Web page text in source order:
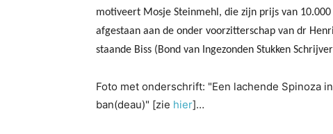
motiveert Mosje Steinmehl, die zijn prijs van
afgestaan aan de onder voorzitterschap van dr
staande Biss (Bond van Ingezonden Stukken
Foto met onderschrift: "Een lachende Spinoza
ban(deau)" [zie hier]…